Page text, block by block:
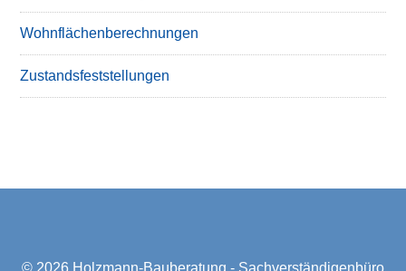
Wohnflächenberechnungen
Zustandsfeststellungen